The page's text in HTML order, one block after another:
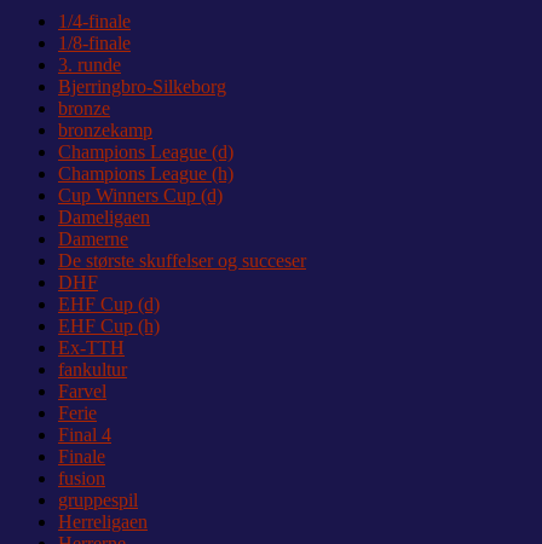
1/4-finale
1/8-finale
3. runde
Bjerringbro-Silkeborg
bronze
bronzekamp
Champions League (d)
Champions League (h)
Cup Winners Cup (d)
Dameligaen
Damerne
De største skuffelser og succeser
DHF
EHF Cup (d)
EHF Cup (h)
Ex-TTH
fankultur
Farvel
Ferie
Final 4
Finale
fusion
gruppespil
Herreligaen